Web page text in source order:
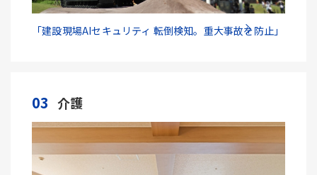
「建設現場AIセキュリティ 転倒検知。重大事故を防止」
03 介護